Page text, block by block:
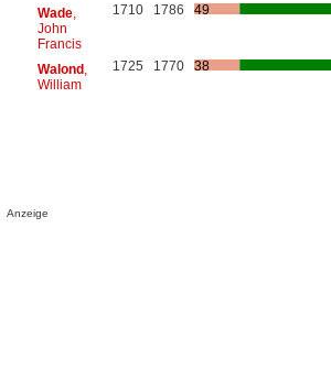
Wade,
John
Francis
1710 1786 49
Walond,
William
1725 1770 38
Anzeige